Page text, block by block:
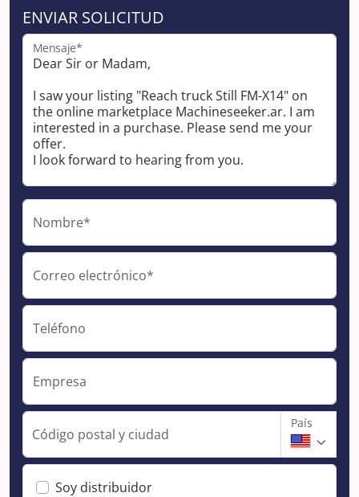
ENVIAR SOLICITUD
Mensaje*
Nombre*
Correo electrónico*
Teléfono
Empresa
Código postal y ciudad
País
Soy distribuidor